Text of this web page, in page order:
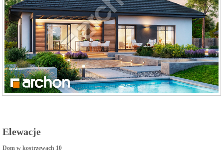
Elewacje
Dom w kostrzewach 10